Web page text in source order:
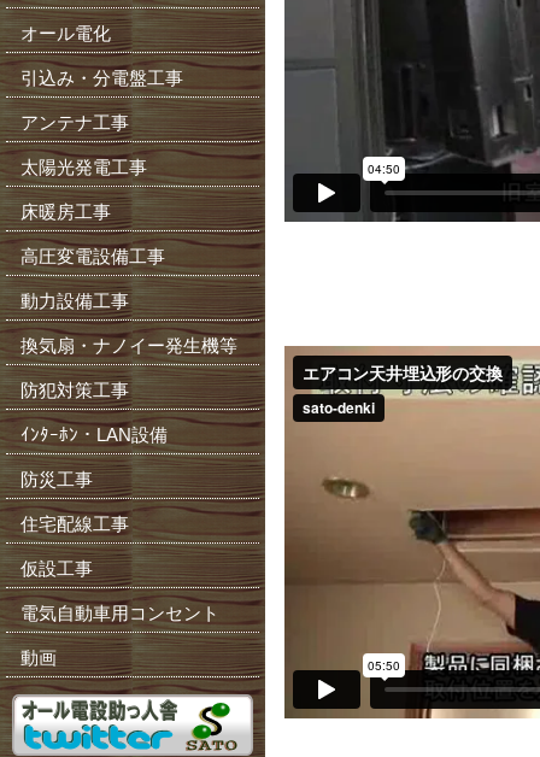
オール電化
引込み・分電盤工事
アンテナ工事
太陽光発電工事
床暖房工事
高圧変電設備工事
動力設備工事
換気扇・ナノイー発生機等
防犯対策工事
ｲﾝﾀｰﾎﾝ・LAN設備
防災工事
住宅配線工事
仮設工事
電気自動車用コンセント
動画